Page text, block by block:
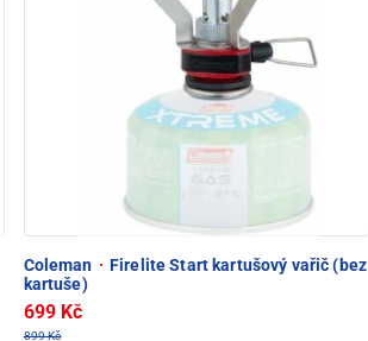
Coleman · Firelite Start kartušový vařič (bez
kartuše)
699 Kč
899 Kč